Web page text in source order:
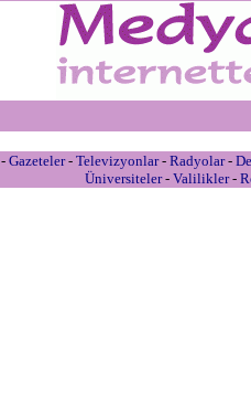
-Gazeteler-Televizyonlar-Radyolar-
Üniversiteler-Valilikler-